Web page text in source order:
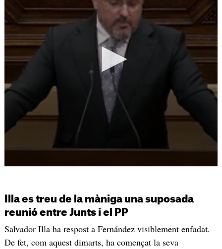
Illa es treu de la màniga una suposada
reunió entre Junts i el PP
Salvador Illa ha respost a Fernández visiblement enfadat.
De fet, com aquest dimarts, ha començat la seva